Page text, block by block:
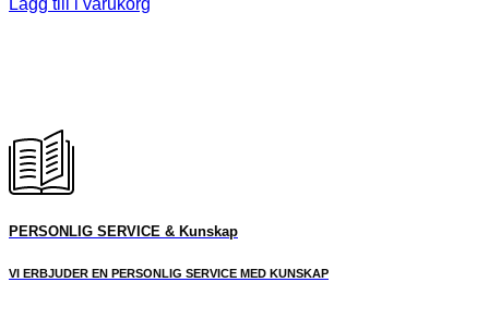
PERSONLIG SERVICE & Kunskap
VI ERBJUDER EN PERSONLIG SERVICE MED KUNSKAP